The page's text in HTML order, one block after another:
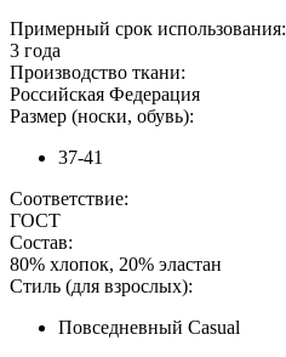
Примерный срок использования:
3 года
Производство ткани:
Российская Федерация
Размер (носки, обувь):
37-41
Соответствие:
ГОСТ
Состав:
80% хлопок, 20% эластан
Стиль (для взрослых):
Повседневный Casual